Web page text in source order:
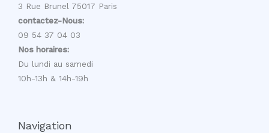
3 Rue Brunel 75017 Paris
contactez-Nous:
09 54 37 04 03
Nos horaires:
Du lundi au samedi
10h-13h & 14h-19h
Navigation